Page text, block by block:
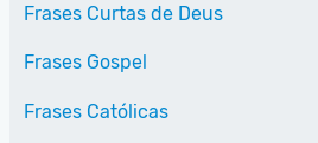
Frases Curtas de Deus
Frases Gospel
Frases Católicas